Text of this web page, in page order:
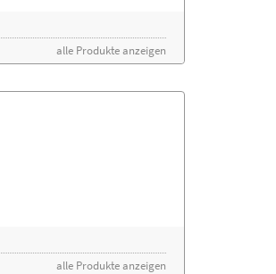
alle Produkte anzeigen
alle Produkte anzeigen